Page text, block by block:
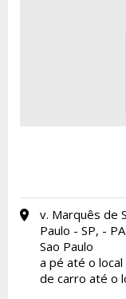
v. Marquês de
Paulo - SP, -
Sao Paulo
a pé até o
de carro até o